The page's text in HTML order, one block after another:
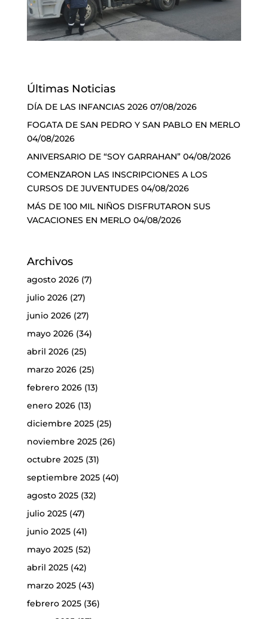
Últimas Noticias
DÍA DE LAS INFANCIAS 2026 07/08/2026
FOGATA DE SAN PEDRO Y SAN PABLO EN MERLO
04/08/2026
ANIVERSARIO DE “SOY GARRAHAN” 04/08/2026
COMENZARON LAS INSCRIPCIONES A LOS
CURSOS DE JUVENTUDES 04/08/2026
MÁS DE 100 MIL NIÑOS DISFRUTARON SUS
VACACIONES EN MERLO 04/08/2026
Archivos
agosto 2026(7)
julio 2026(27)
junio 2026(27)
mayo 2026(34)
abril 2026(25)
marzo 2026(25)
febrero 2026(13)
enero 2026(13)
diciembre 2025(25)
noviembre 2025(26)
octubre 2025(31)
septiembre 2025(40)
agosto 2025(32)
julio 2025(47)
junio 2025(41)
mayo 2025(52)
abril 2025(42)
marzo 2025(43)
febrero 2025(36)